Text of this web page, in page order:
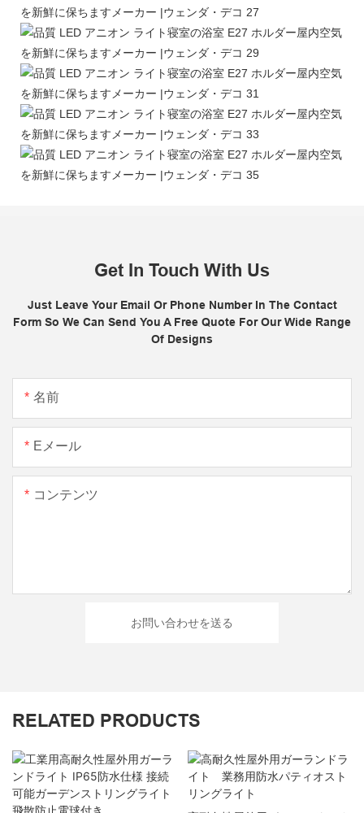
Get In Touch With Us
Just Leave Your Email Or Phone Number In The Contact
Form So We Can Send You A Free Quote For Our Wide Range
Of Designs
名前
Eメール
コンテンツ
お問い合わせを送る
RELATED PRODUCTS